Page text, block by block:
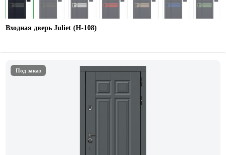
Входная дверь Juliet (Н-108)
Под заказ